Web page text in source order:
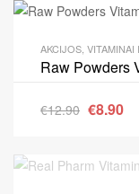
AKCIJOS VITAMINAI
Raw Powders
€12.90 €8.90